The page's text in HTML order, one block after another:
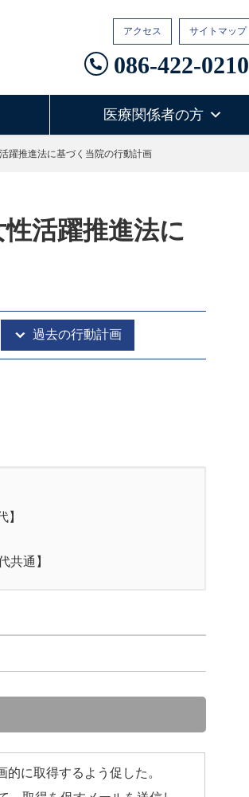
アクセス サイトマップ
086-422-0210
医療関係者の方
躍推進法に基づく当院の行動計画
活躍推進法に
過去の行動計画
】
共通】
に取得するよう促した。